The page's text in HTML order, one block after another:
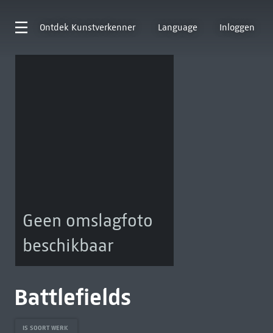
Ontdek Kunstverkenner Language Inloggen
Geen omslagfoto
beschikbaar
Battlefields
IS SOORT WERK